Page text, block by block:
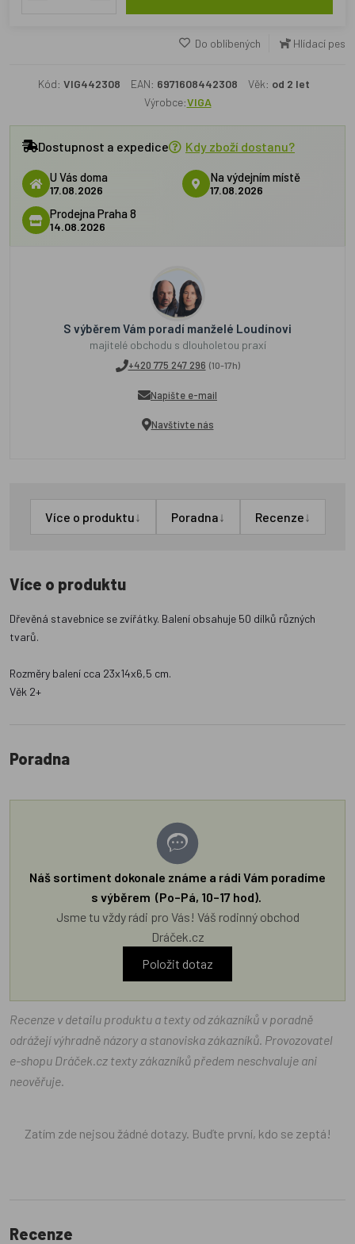
Do oblíbených Hlídací pes
Kód: VIG442308 EAN: 6971608442308 Věk: od 2 let
Výrobce:VIGA
Dostupnost a expedice Kdy zboží dostanu?
U Vás doma
17.08.2026
Na výdejním místě
17.08.2026
Prodejna Praha 8
14.08.2026
S výběrem Vám poradí manželé Loudínovi
majitelé obchodu s dlouholetou praxí
+420 775 247 296 (10-17h)
Napište e-mail
Navštivte nás
Více o produktu↓ Poradna↓ Recenze↓
Více o produktu
Dřevěná stavebnice se zvířátky. Balení obsahuje 50 dílků různých
tvarů.
Rozměry balení cca 23x14x6,5 cm.
Věk 2+
Poradna
Náš sortiment dokonale známe a rádi Vám poradíme
s výběrem (Po–Pá, 10–17 hod).
Jsme tu vždy rádi pro Vás! Váš rodinný obchod
Dráček.cz
Položit dotaz
Recenze v detailu produktu a texty od zákazníků v poradně
odrážejí výhradně názory a stanoviska zákazníků. Provozovatel
e-shopu Dráček.cz texty zákazníků předem neschvaluje ani
neověřuje.
Zatím zde nejsou žádné dotazy. Buďte první, kdo se zeptá!
Recenze